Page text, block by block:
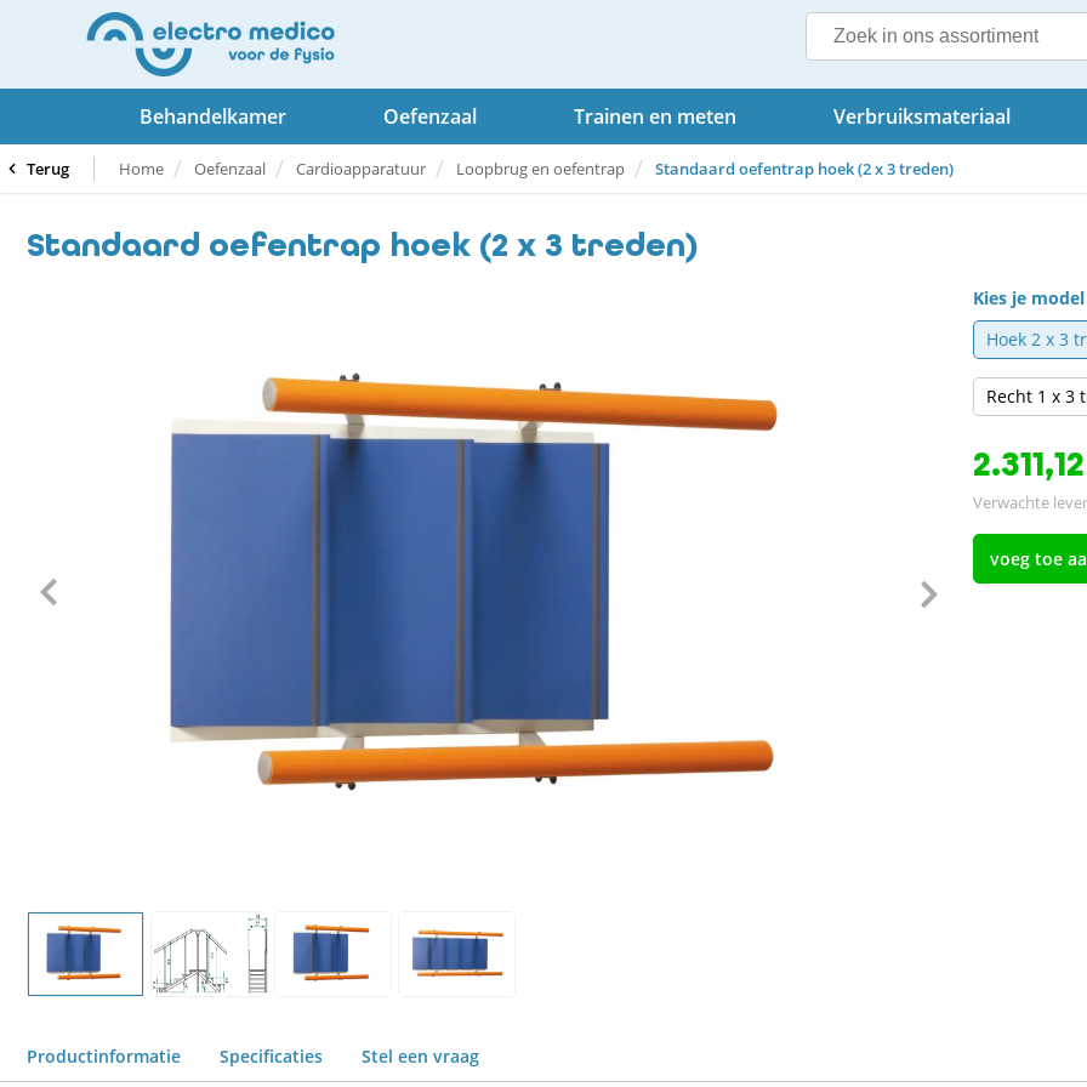
Behandelkamer Oefenzaal Trainen en meten Verbruiksmateriaal
Terug Home Oefenzaal Cardioapparatuur Loopbrug en oefentrap Standaard oefentrap hoek (2 x 3 treden)
Standaard oefentrap hoek (2 x 3 treden)
Kies je model
Hoek 2 x 3
Recht 1 x 3
2.311,12
Verwachte
voeg toe
Productinformatie Specificaties Stel een vraag